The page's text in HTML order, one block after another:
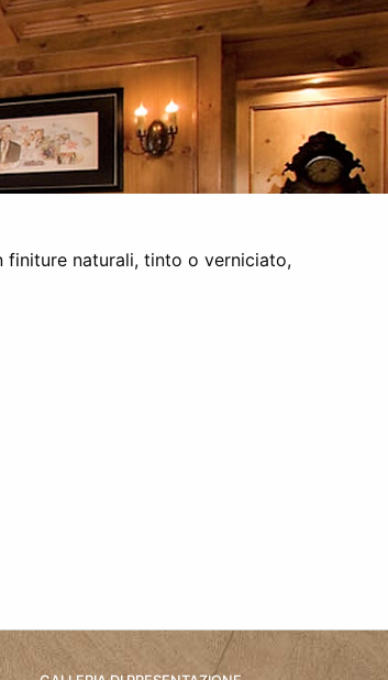
finiture naturali, tinto o verniciato,